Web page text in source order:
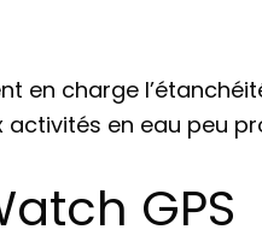
en charge
en eau peu
GPS